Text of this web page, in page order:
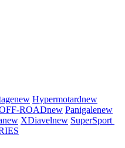
new Hypermotardnew
ROADnew Panigalenew
new XDiavelnew SuperSport